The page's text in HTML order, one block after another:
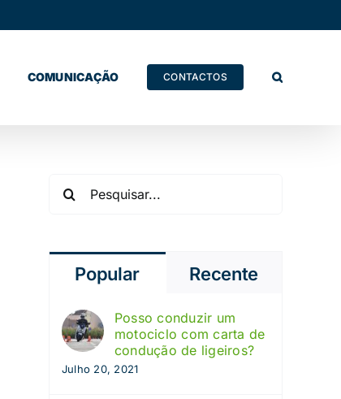
COMUNICAÇÃO CONTACTOS
Popular Recente
Posso conduzir um
motociclo com carta de
condução de ligeiros?
Julho 20, 2021